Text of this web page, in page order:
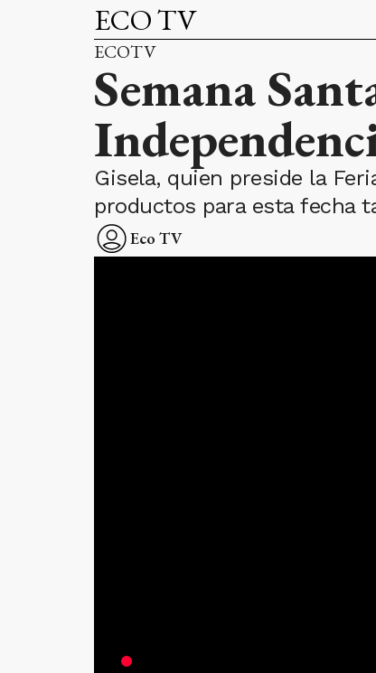
ECO TV
ECOTV
Semana
Gisela, quien preside la
productos para esta fecha
Eco TV